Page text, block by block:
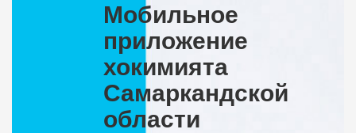
Мобильное
приложение
хокимията
Самаркандской
области